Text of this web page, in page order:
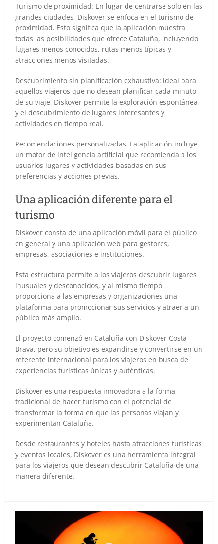
Turismo de proximidad: En lugar de centrarse solo en las
grandes ciudades, Diskover se enfoca en el turismo de
proximidad. Esto significa que la aplicación muestra
todas las posibilidades que ofrece Cataluña, incluyendo
lugares menos conocidos, rutas menos típicas y
atracciones menos visitadas.
Descubrimiento sin planificación exhaustiva: ideal para
aquellos viajeros que no desean planificar cada minuto
de su viaje, Diskover permite la exploración espontánea
y el descubrimiento de lugares interesantes y
actividades en tiempo real.
Recomendaciones personalizadas: La aplicación incluye
un motor de inteligencia artificial que recomienda a los
usuarios lugares y actividades basadas en sus
preferencias y acciones previas.
Una aplicación diferente para el
turismo
Diskover consta de una aplicación móvil para el público
en general y una aplicación web para gestores,
empresas, asociaciones e instituciones.
Esta estructura permite a los viajeros descubrir lugares
inusuales y desconocidos, y al mismo tiempo
proporciona a las empresas y organizaciones una
plataforma para promocionar sus servicios y atraer a un
público más amplio.
El proyecto comenzó en Cataluña con Diskover Costa
Brava, pero su objetivo es expandirse y convertirse en un
referente internacional para los viajeros en busca de
experiencias turísticas únicas y auténticas.
Diskover es una respuesta innovadora a la forma
tradicional de hacer turismo con el potencial de
transformar la forma en que las personas viajan y
experimentan Cataluña.
Desde restaurantes y hoteles hasta atracciones turísticas
y eventos locales, Diskover es una herramienta integral
para los viajeros que desean descubrir Cataluña de una
manera diferente.